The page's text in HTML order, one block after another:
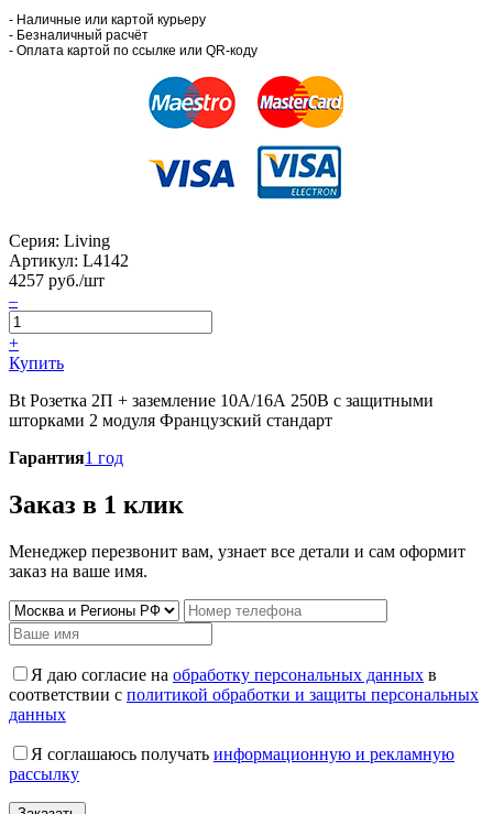
- Наличные или картой курьеру
- Безналичный расчёт
- Оплата картой по ссылке или QR-коду
Серия: Living
Артикул: L4142
4257 руб./шт
–
+
Купить
Bt Розетка 2П + заземление 10А/16А 250В с защитными
шторками 2 модуля Французский стандарт
Гарантия1 год
Заказ в 1 клик
Менеджер перезвонит вам, узнает все детали и сам оформит
заказ на ваше имя.
Я даю согласие на обработку персональных данных в
соответствии с политикой обработки и защиты персональных
данных
Я соглашаюсь получать информационную и рекламную
рассылку